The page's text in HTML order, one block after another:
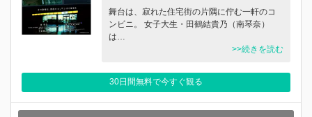
舞台は、寂れた住宅街の片隅に佇む一軒のコ
ンビニ。 女子大生・田鶴結貴乃（南琴奈）
は…
>>続きを読む
30日間無料で今すぐ観る